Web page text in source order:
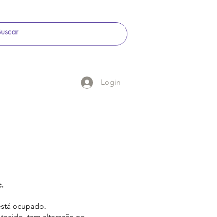
(11) 99908 3175
Login
ocupado.​